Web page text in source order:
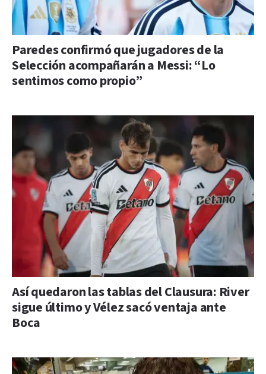
Paredes confirmó que jugadores de la
Selección acompañarán a Messi: “Lo
sentimos como propio”
Así quedaron las tablas del Clausura: River
sigue último y Vélez sacó ventaja ante
Boca